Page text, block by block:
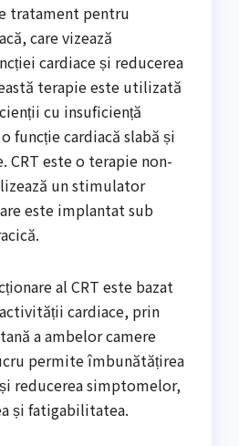
tratament pentru
care vizează
cardiace și reducerea
terapie este utilizată
cu insuficiență
funcție cardiacă slabă și
CRT este o terapie non-
un stimulator
este implantat sub
al CRT este bazat
cardiace, prin
a ambelor camere
permite îmbunătățirea
reducerea simptomelor,
și fatigabilitatea.